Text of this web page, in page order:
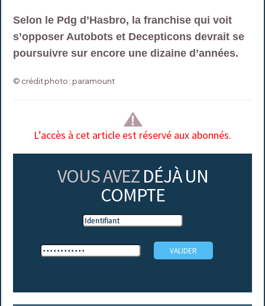
Selon le Pdg d’Hasbro, la franchise qui voit
s’opposer Autobots et Decepticons devrait se
poursuivre sur encore une dizaine d’années.
© crédit photo : paramount
L’accès à cet article est réservé aux abonnés.
VOUS AVEZ DÉJÀ UN
COMPTE